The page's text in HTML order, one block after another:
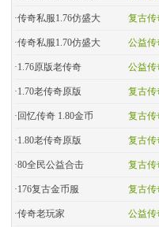
复古传
·传奇私服1.76仿盛大
公益传
·传奇私服1.70仿盛大
公益传
·1.76原版老传奇
复古传
·1.70老传奇原版
复古传
· 回忆传奇 1.80金币
复古传
·1.80老传奇原版
复古传
·80全民公益合击
复古传
·176复古金币服
公益传
·传奇老玩家